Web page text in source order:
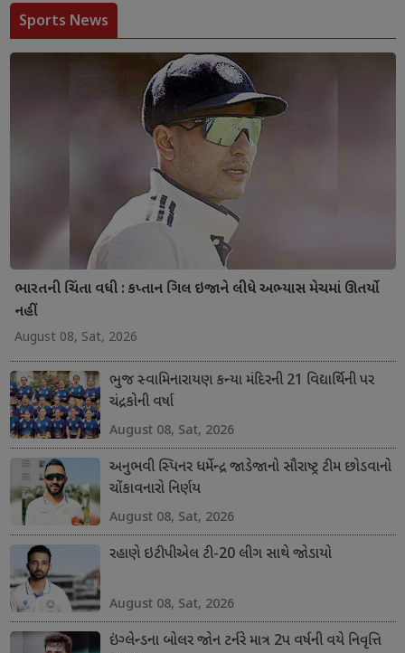
Sports News
ભારતની ચિંતા વધી : કપ્તાન ગિલ ઇજાને લીધે અભ્યાસ મેચમાં ઊતર્યો
નહીં
August 08, Sat, 2026
ભુજ સ્વામિનારાયણ કન્યા મંદિરની 21 વિદ્યાર્થિની પર
ચંદ્રકોની વર્ષા
August 08, Sat, 2026
અનુભવી સ્પિનર ધર્મેન્દ્ર જાડેજાનો સૌરાષ્ટ્ર ટીમ છોડવાનો
ચોંકાવનારો નિર્ણય
August 08, Sat, 2026
રહાણે ઇટીપીએલ ટી-20 લીગ સાથે જોડાયો
August 08, Sat, 2026
ઇંગ્લેન્ડના બોલર જોન ટર્નરે માત્ર 2પ વર્ષની વયે નિવૃત્તિ